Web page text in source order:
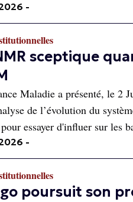
-
sceptique
Maladie a présenté, le 2
de l’évolution du
essayer d'influer sur les
-
poursuit son